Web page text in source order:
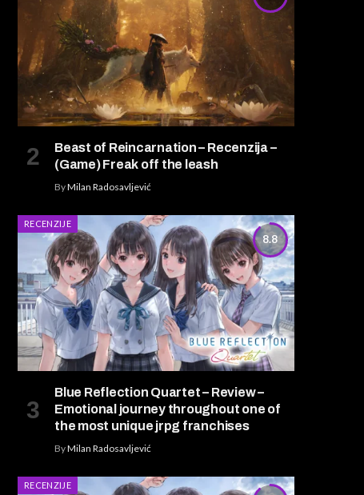
Beast of Reincarnation – Recenzija –
(Game) Freak off the leash
ByMilan Radosavljević
8.8
RECENZIJE
Blue Reflection Quartet – Review –
Emotional journey throughout one of
the most unique jrpg franchises
ByMilan Radosavljević
RECENZIJE